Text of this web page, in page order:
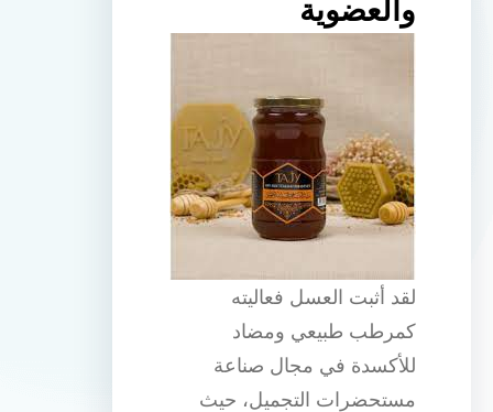
والعضوية
لقد أثبت العسل فعاليته
كمرطب طبيعي ومضاد
للأكسدة في مجال صناعة
مستحضرات التجميل، حيث